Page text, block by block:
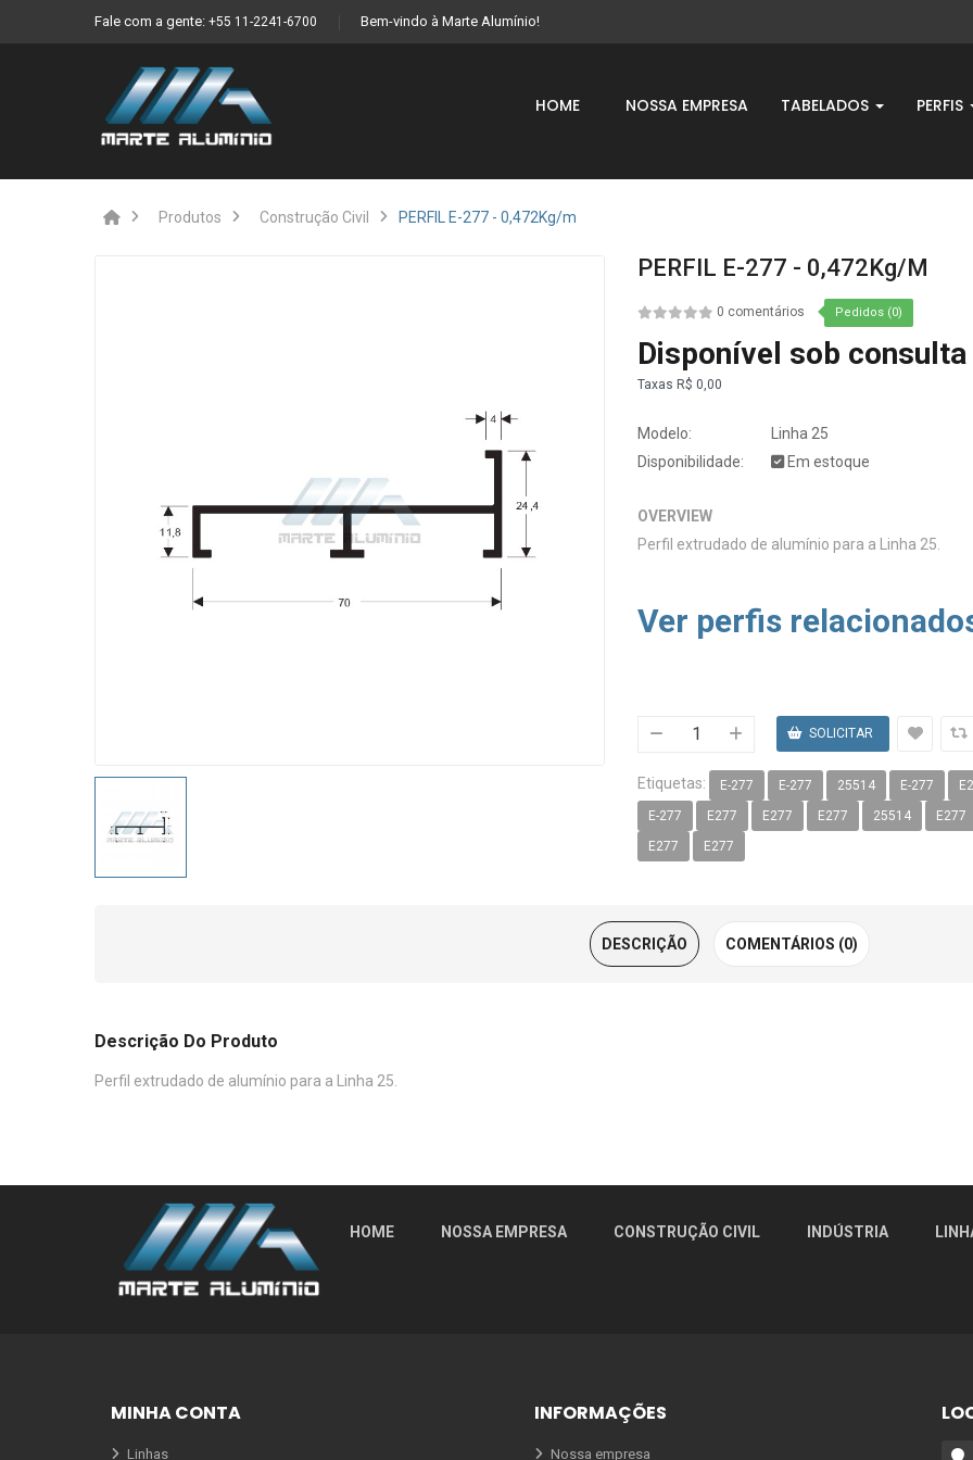
Fale com a gente: +55 11-2241-6700 Bem-vindo à Marte Alumínio!
HOME NOSSA EMPRESA TABELADOS PERFIS
Produtos Construção Civil PERFIL E-277 - 0,472Kg/m
PERFIL E-277 - 0,472Kg/m
0 comentários Pedidos (0)
Disponível sob consulta
Taxas R$ 0,00
Modelo:
Linha 25
Disponibilidade:
Em estoque
OVERVIEW
Perfil extrudado de alumínio para a Linha 25.
Ver perfis
Etiquetas: E-277 E-277 25514 E-277
E-277 E277 E277 E277 25514 E277
E277 E277
DESCRIÇÃO COMENTÁRIOS (0)
Descrição Do Produto
Perfil extrudado de alumínio para a Linha 25.
HOME NOSSA EMPRESA CONSTRUÇÃO CIVIL INDÚSTRIA
MINHA CONTA
Linhas
INFORMAÇÕES
Nossa empresa